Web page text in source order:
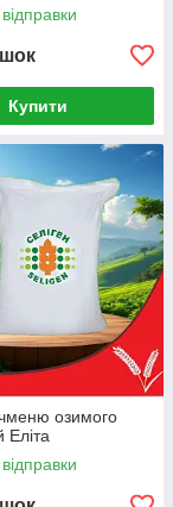
Купити
озимого
Еліта